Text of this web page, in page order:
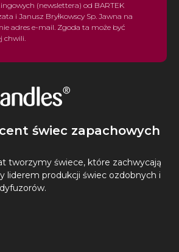
(newslettera) od BARTEK
i Janusz Bryłkowscy Sp. Jawna na
adres e-mail. Zgoda ta może być
chwili.
świec zapachowych
tworzymy świece, które zachwycają
liderem produkcji świec ozdobnych i